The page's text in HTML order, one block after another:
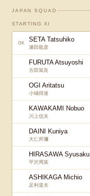
JAPAN SQUAD
STARTING XI
GK SETA Tatsuhiko
瀬田龍彦
FURUTA Atsuyoshi
古田篤良
OGI Aritatsu
小城得達
KAWAKAMI Nobuo
川上信夫
DAINI Kuniya
大仁邦彌
HIRASAWA Syusaku
平沢周策
ASHIKAGA Michio
足利道夫